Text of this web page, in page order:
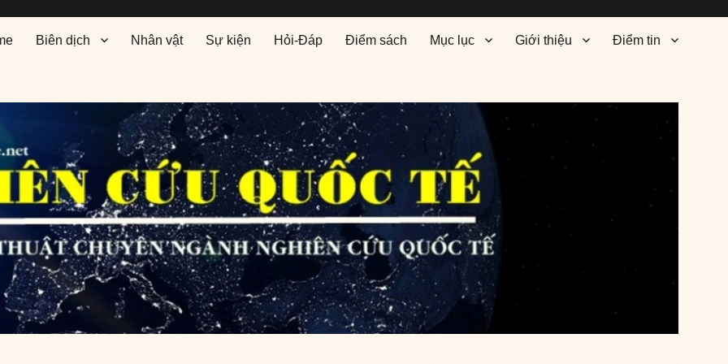
Biên dịch Nhân vật Sự kiện Hỏi-Đáp Điểm sách Mục lục Giới thiệu Điểm tin